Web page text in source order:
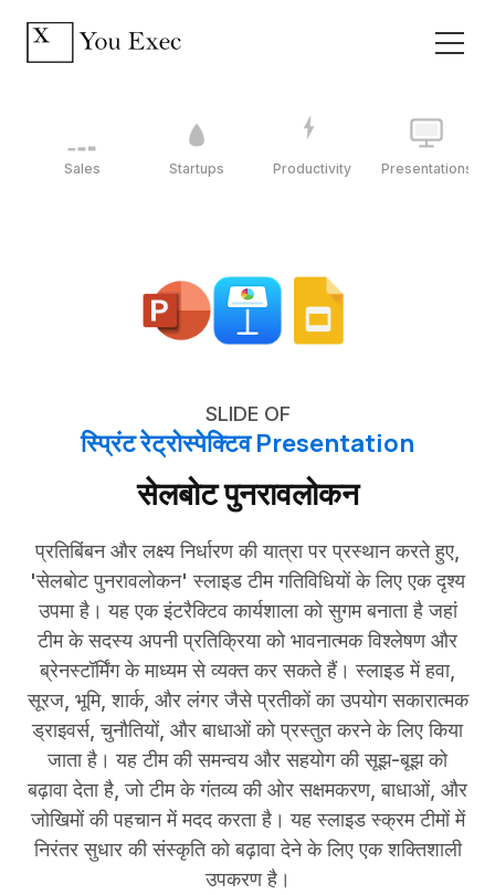
Sales Startups Productivity Presentations
SLIDE OF
स्प्रिंट रेट्रोस्पेक्टिव Presentation
सेलबोट पुनरावलोकन
प्रतिबिंबन और लक्ष्य निर्धारण की यात्रा पर प्रस्थान करते हुए,
'सेलबोट पुनरावलोकन' स्लाइड टीम गतिविधियों के लिए एक दृश्य
उपमा है। यह एक इंटरैक्टिव कार्यशाला को सुगम बनाता है जहां
टीम के सदस्य अपनी प्रतिक्रिया को भावनात्मक विश्लेषण और
ब्रेनस्टॉर्मिंग के माध्यम से व्यक्त कर सकते हैं। स्लाइड में हवा,
सूरज, भूमि, शार्क, और लंगर जैसे प्रतीकों का उपयोग सकारात्मक
ड्राइवर्स, चुनौतियों, और बाधाओं को प्रस्तुत करने के लिए किया
जाता है। यह टीम की समन्वय और सहयोग की सूझ-बूझ को
बढ़ावा देता है, जो टीम के गंतव्य की ओर सक्षमकरण, बाधाओं, और
जोखिमों की पहचान में मदद करता है। यह स्लाइड स्क्रम टीमों में
निरंतर सुधार की संस्कृति को बढ़ावा देने के लिए एक शक्तिशाली
उपकरण है।